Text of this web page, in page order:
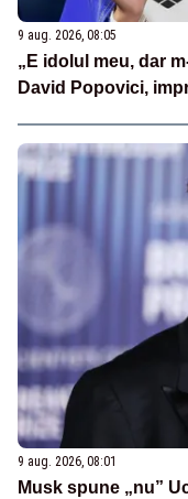
9 aug. 2026, 08:05
„E idolul meu, dar
David Popovici,
9 aug. 2026, 08:01
Musk spune „nu”